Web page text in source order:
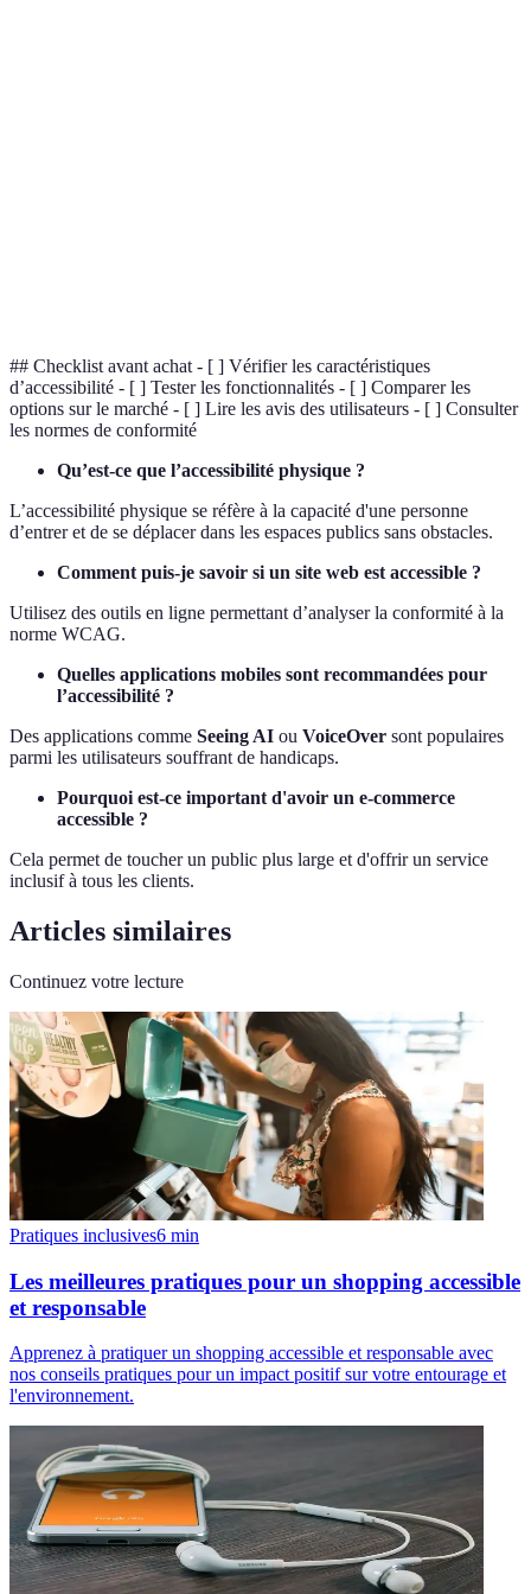
## Checklist avant achat - [ ] Vérifier les caractéristiques
d’accessibilité - [ ] Tester les fonctionnalités - [ ] Comparer les
options sur le marché - [ ] Lire les avis des utilisateurs - [ ] Consulter
les normes de conformité
Qu’est-ce que l’accessibilité physique ?
L’accessibilité physique se réfère à la capacité d'une personne
d’entrer et de se déplacer dans les espaces publics sans obstacles.
Comment puis-je savoir si un site web est accessible ?
Utilisez des outils en ligne permettant d’analyser la conformité à la
norme WCAG.
Quelles applications mobiles sont recommandées pour
l’accessibilité ?
Des applications comme Seeing AI ou VoiceOver sont populaires
parmi les utilisateurs souffrant de handicaps.
Pourquoi est-ce important d'avoir un e-commerce
accessible ?
Cela permet de toucher un public plus large et d'offrir un service
inclusif à tous les clients.
Articles similaires
Continuez votre lecture
Pratiques inclusives6 min
Les meilleures pratiques pour un shopping accessible
et responsable
Apprenez à pratiquer un shopping accessible et responsable avec
nos conseils pratiques pour un impact positif sur votre entourage et
l'environnement.